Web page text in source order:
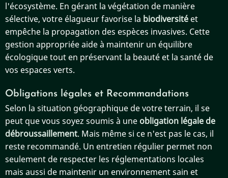
l'écosystème. En gérant la végétation de manière
sélective, votre élagueur favorise la biodiversité et
empêche la propagation des espèces invasives. Cette
gestion appropriée aide à maintenir un équilibre
écologique tout en préservant la beauté et la santé de
vos espaces verts.
Obligations légales et Recommandations
Selon la situation géographique de votre terrain, il se
peut que vous soyez soumis à une obligation légale de
débroussaillement. Mais même si ce n'est pas le cas, il
reste recommandé. Un entretien régulier permet non
seulement de respecter les réglementations locales
mais aussi de maintenir un environnement sain et